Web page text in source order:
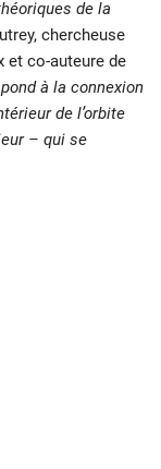
de la
chercheuse
et co-auteure de
à la connexion
de l’orbite
– qui se